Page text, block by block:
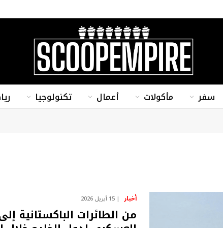
سفر مأكولات أعمال تكنولوجيا
أخبار 15 أبريل 2026
من الطائرات الباكستانية